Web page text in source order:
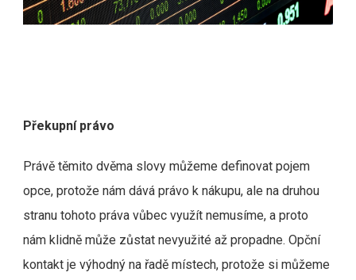
Překupní právo
Právě těmito dvěma slovy můžeme definovat pojem
opce, protože nám dává právo k nákupu, ale na druhou
stranu tohoto práva vůbec využít nemusíme, a proto
nám klidně může zůstat nevyužité až propadne. Opční
kontakt je výhodný na řadě místech, protože si můžeme